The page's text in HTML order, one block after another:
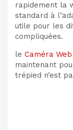
rapidement la
standard à
utile pour les
compliquées.
le Caméra
maintenant
trépied n’est